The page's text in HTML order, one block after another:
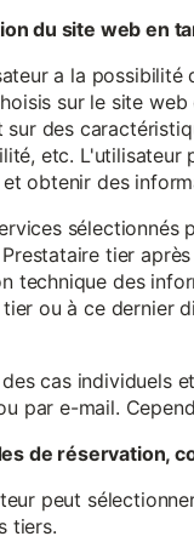
du site web en
a la
sur le site
sur des
etc. L'utilisateur
obtenir des
tier
technique des
ou à ce dernier
cas individuels
par e-mail.
de réservation,
peut
tiers.